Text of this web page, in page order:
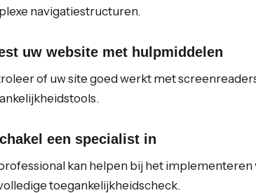
navigatiestructuren.
uw website met hulpmiddelen
of uw site goed werkt met
een specialist in
kan helpen bij het implementeren
toegankelijkheidscheck.